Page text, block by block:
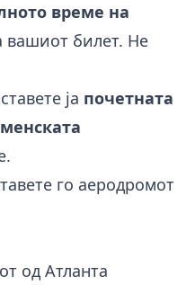
време на
вашиот билет. Не
ја почетната
го аеродромот
од Атланта